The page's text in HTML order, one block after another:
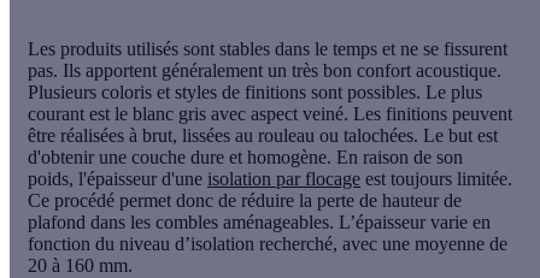
Les produits utilisés sont stables dans le temps et ne se fissurent
pas. Ils apportent généralement un très bon confort acoustique.
Plusieurs coloris et styles de finitions sont possibles. Le plus
courant est le blanc gris avec aspect veiné. Les finitions peuvent
être réalisées à brut, lissées au rouleau ou talochées. Le but est
d'obtenir une couche dure et homogène. En raison de son
poids, l'épaisseur d'une isolation par flocage est toujours limitée.
Ce procédé permet donc de réduire la perte de hauteur de
plafond dans les combles aménageables. L’épaisseur varie en
fonction du niveau d’isolation recherché, avec une moyenne de
20 à 160 mm.